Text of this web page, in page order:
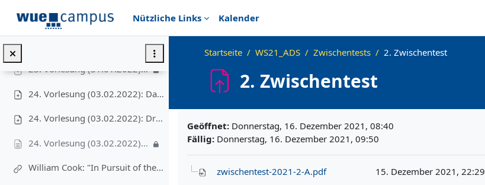
Nützliche Links
Kalender
23. Vorlesung (31.01.2022): Druckversion
23. Vorlesung (31.01.2022): Video I – GA & DP für ein einfaches Problem der Ablaufplanung, 15'
23. Vorlesung (31.01.2022): Video II – GA & DP für ein gewichtetes Problem der Ablaufplanung, 14'
24. Vorlesung (03.02.2022): Das Problem der Handlungsreisenden (TSP: Approximation & DP)
24. Vorlesung (03.02.2022): Druckversion
24. Vorlesung (03.02.2022): Zoom-Live-Mitschnitt vom WS 2021 (leider fehlen die ersten 5', sorry!), 59'
William Cook: "In Pursuit of the Traveling Salesman: Mathematics at the Limits of Computation" (Princeton University Press; 2012) – Schon die Einleitung ist sehr lesenswert!
Startseite WS21_ADS Zwischentests 2. Zwischentest
2. Zwischentest
Geöffnet: Donnerstag, 16. Dezember 2021, 08:40
Fällig: Donnerstag, 16. Dezember 2021, 09:50
zwischentest-2021-2-A.pdf 15. Dezember 2021, 22:29